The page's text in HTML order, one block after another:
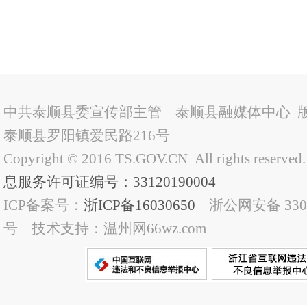
中共泰顺县委宣传部主管 泰顺县融媒体中心
泰顺县罗阳镇爱民路216号
Copyright © 2016 TS.GOV.CN All rights
息服务许可证编号：33120190004
ICP备案号： 浙ICP备16030650 浙公网安备
号 技术支持：温州网66wz.com